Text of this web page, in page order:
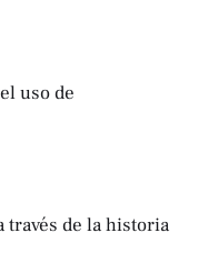
uso de
través de la historia